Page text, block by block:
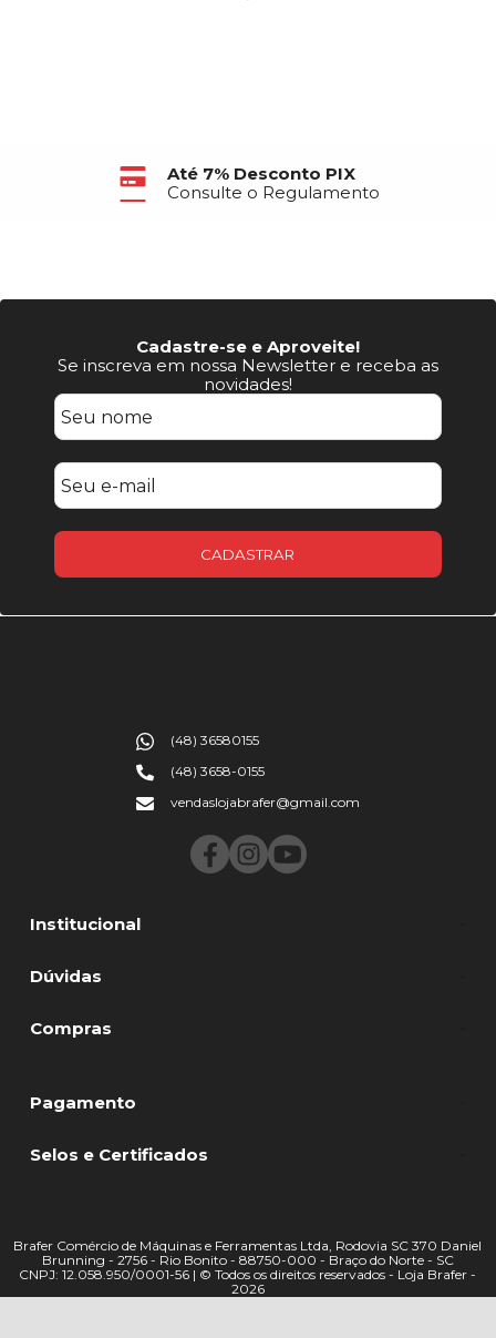
Até 6X Sem Juros
no Cartão de Crédito
Cadastre-se e Aproveite!
Se inscreva em nossa Newsletter e receba as
novidades!
CADASTRAR
Institucional
Dúvidas
Compras
(48) 36580155
(48) 3658-0155
vendaslojabrafer@gmail.com
Pagamento
Selos e Certificados
Brafer Comércio de Máquinas e Ferramentas Ltda, Rodovia SC 370 Daniel
Brunning - 2756 - Rio Bonito - 88750-000 - Braço do Norte - SC
CNPJ: 12.058.950/0001-56 | © Todos os direitos reservados - Loja Brafer -
2026